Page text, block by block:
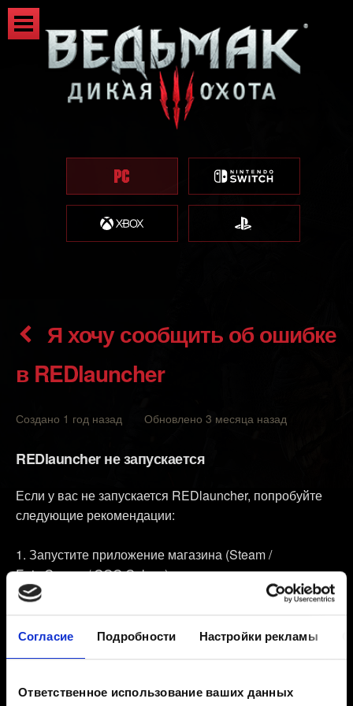
Согласие Подробности Настройки рекламы
Ответственное использование ваших данных
Я хочу сообщить об ошибке
в REDlauncher
Создано 1 год назад Обновлено 3 месяца назад
REDlauncher не запускается
Если у вас не запускается REDlauncher, попробуйте
следующие рекомендации:
Запустите приложение магазина (Steam /
Epic Games / GOG Galaxy) от имени администратора,
а затем попробуйте запустить игру.
Удалите папку REDlauncher, которая находится
здесь: %localappdata%\Programs\CD Projekt Red\
Затем попробуйте запустить игру.
Убедитесь, что у вас не установлены никакие